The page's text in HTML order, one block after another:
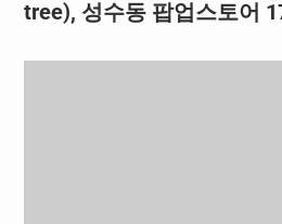
tree), 성수동 팝업스토어